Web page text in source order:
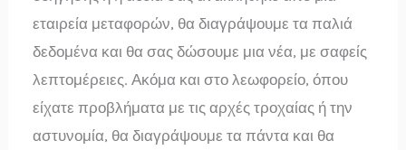
εταιρεία μεταφορών, θα διαγράψουμε τα παλιά
δεδομένα και θα σας δώσουμε μια νέα, με σαφείς
λεπτομέρειες. Ακόμα και στο λεωφορείο, όπου
είχατε προβλήματα με τις αρχές τροχαίας ή την
αστυνομία, θα διαγράψουμε τα πάντα και θα